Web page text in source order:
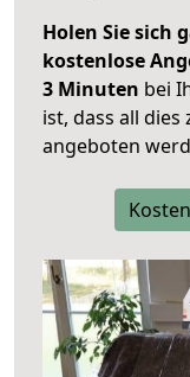
Holen Sie sich
kostenlose
3 Minuten bei
ist, dass all
angeboten